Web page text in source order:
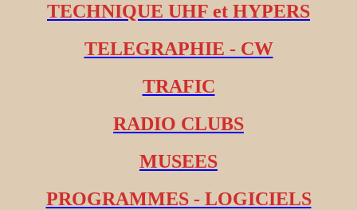
TECHNIQUE UHF et HYPERS
TELEGRAPHIE - CW
TRAFIC
RADIO CLUBS
MUSEES
PROGRAMMES - LOGICIELS